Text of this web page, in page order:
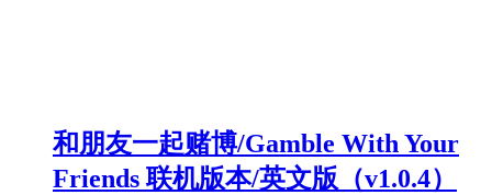
和朋友一起赌博/Gamble With Your
Friends 联机版本/英文版（v1.0.4）